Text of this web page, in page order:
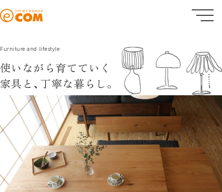
Furniture and lifestyle
使いながら育てていく
家具と、丁寧な暮らし。